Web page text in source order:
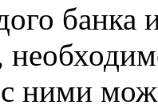
банка
с ними